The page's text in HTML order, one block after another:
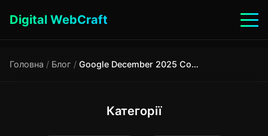
Digital WebCraft
Головна / Блог / Google December 2025 Core Update: хаос триває, що чекає SEO у 2026
Категорії